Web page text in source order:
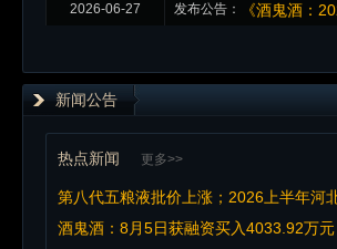
2026-06-27 发布公告： 《酒鬼酒：
新闻公告
热点新闻 更多>>
第八代五粮液批价上涨；2026上半年河
炉……
酒鬼酒：8月5日获融资买入4033.92万元